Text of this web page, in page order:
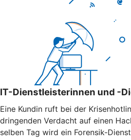
IT-Dienstleisterinnen und -
Eine Kundin ruft bei der
dringenden Verdacht auf einen
selben Tag wird ein Forensik-